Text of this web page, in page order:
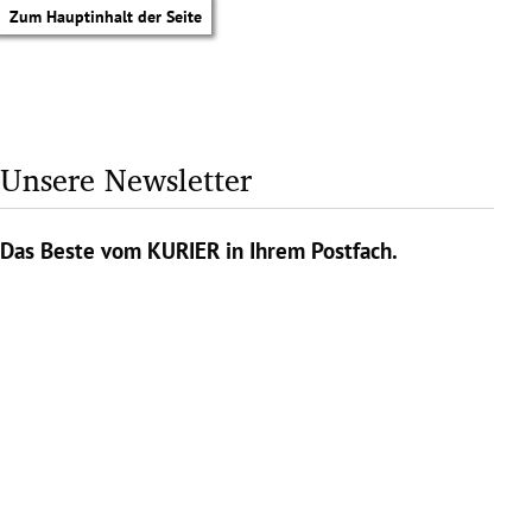
Zum Hauptinhalt der Seite
Unsere Newsletter
Das Beste vom KURIER in Ihrem Postfach.